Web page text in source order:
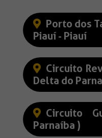
Porto dos
Piauí - Piauí
Circuito
Delta do
Circuito
Parnaíba )